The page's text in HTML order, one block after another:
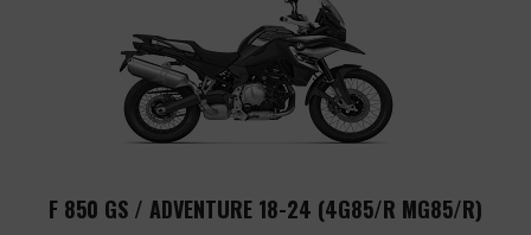
F 850 GS / ADVENTURE 18-24 (4G85/R MG85/R)